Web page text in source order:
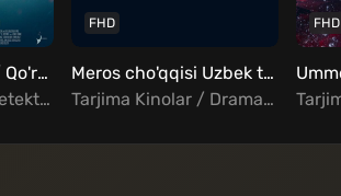
Qo'rquv cho'qqisi / Qo'rquv balandligi Uzbek Tilida
Tarjima Kinolar / Detektiv / Drama / Triller / Fantastika / Xorij Kinolar Uzbek Tilida
FHD
Meros cho'qqisi Uzbek tilida
Tarjima Kinolar / Drama / Sarguzasht / Oilaviy / Xorij Kinolar Uzbek Tilida
FHD